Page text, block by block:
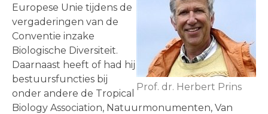
Prof. dr. Herbert Prins
Europese Unie tijdens de
vergaderingen van de
Conventie inzake
Biologische Diversiteit.
Daarnaast heeft of had hij
bestuursfuncties bij
onder andere de Tropical
Biology Association, Natuurmonumenten, Van